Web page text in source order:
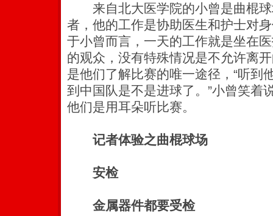
来自北大医学院的小曾是曲棍球
者，他的工作是协助医生和护士对
于小曾而言，一天的工作就是坐在
的观众，没有特殊情况是不允许离
是他们了解比赛的唯一途径，“听到
到中国队是不是进球了。”小曾笑着
他们是用耳朵听比赛。
记者体验之曲棍球场
安检
金属器件都要受检